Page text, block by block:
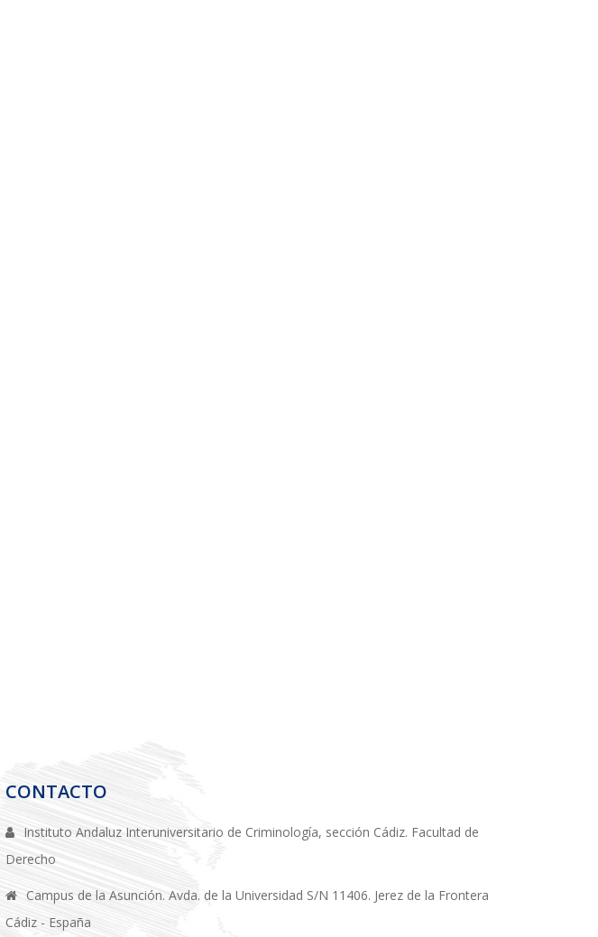
CONTACTO
Instituto Andaluz Interuniversitario de Criminología, sección Cádiz. Facultad de
Derecho
Campus de la Asunción. Avda. de la Universidad S/N 11406. Jerez de la Frontera
Cádiz - España